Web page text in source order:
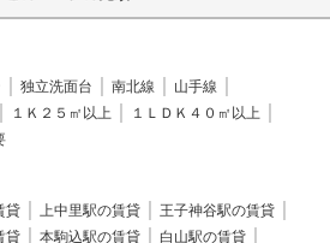
独立洗面台 南北線
山手線
１Ｋ２５㎡以上
１ＬＤＫ４０㎡以上
貸 上中里駅の賃貸
王子神谷駅の賃貸
貸 本駒込駅の賃貸
白山駅の賃貸